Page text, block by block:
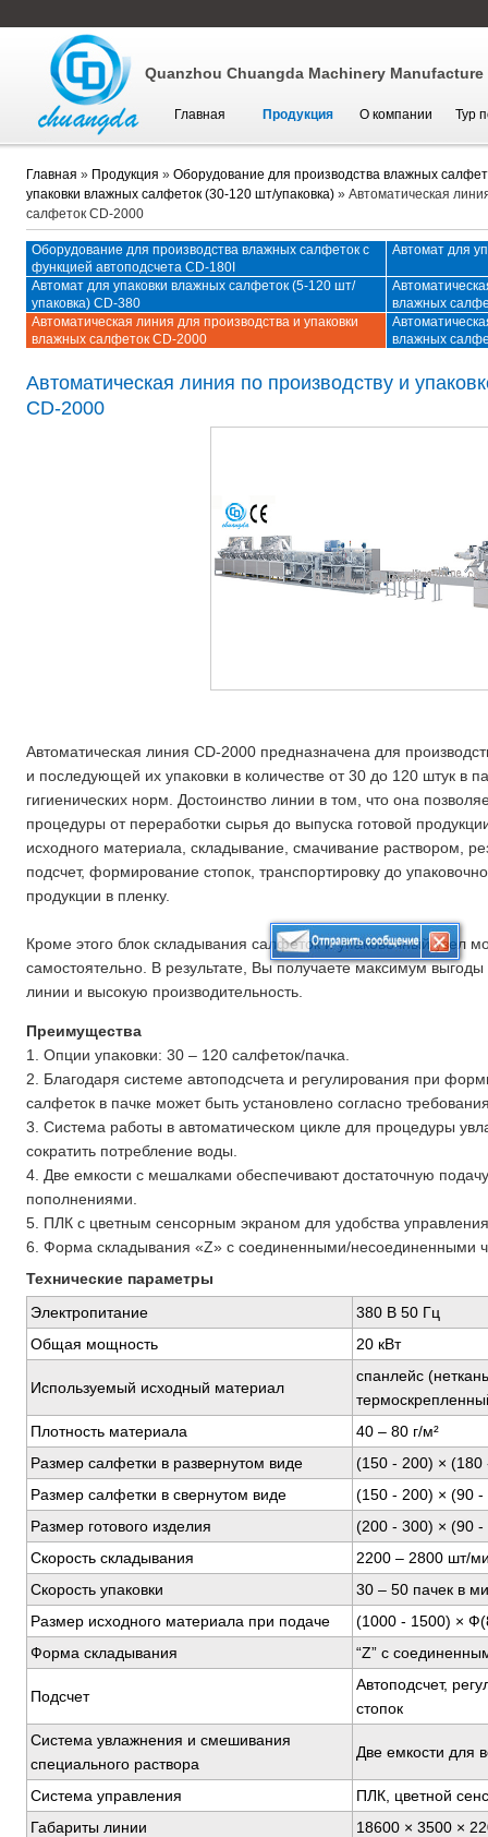
Quanzhou Chuangda Machinery Manufacture
Главная Продукция О компании Тур
Главная » Продукция » Оборудование для производства влажных
упаковки влажных салфеток (30-120 шт/упаковка)» Автоматическая
салфеток CD-2000
Оборудование для производства влажных салфеток с
функцией автоподсчета CD-180I
Автомат для
Автомат для упаковки влажных салфеток (5-120 шт/
упаковка) CD-380
влажных
Автоматическая линия для производства и упаковки
влажных салфеток CD-2000
влажных
Автоматическая линия по производству и
CD-2000
Автоматическая линия CD-2000 предназначена для
и последующей их упаковки в количестве от 30 до 120 штук в
гигиенических норм. Достоинство линии в том, что она
процедуры от переработки сырья до выпуска готовой
исходного материала, складывание, смачивание раствором,
подсчет, формирование стопок, транспортировку до
продукции в пленку.
Кроме этого блок складывания салфеток и упаковочный узел
самостоятельно. В результате, Вы получаете максимум выгоды
линии и высокую производительность.
Преимущества
1. Опции упаковки: 30 – 120 салфеток/пачка.
2. Благодаря системе автоподсчета и регулирования при
салфеток в пачке может быть установлено согласно
3. Система работы в автоматическом цикле для процедуры
сократить потребление воды.
4. Две емкости с мешалками обеспечивают достаточную
пополнениями.
5. ПЛК с цветным сенсорным экраном для удобства
6. Форма складывания «Z» с соединенными/несоединенными
Технические параметры
Электропитание
380 В 50 Гц
Общая мощность
20 кВт
Используемый исходный материал
спанлейс
Плотность материала
40 – 80 г/м²
Размер салфетки в развернутом виде
(150 - 200) ×
Размер салфетки в свернутом виде
(150 - 200) × (90
Размер готового изделия
(200 - 300) × (90
Скорость складывания
2200 – 2800 шт/
Скорость упаковки
30 – 50 пачек в
Размер исходного материала при подаче
(1000 - 1500) ×
Форма складывания
“Z” с
Подсчет
Автоподсчет,
стопок
Система увлажнения и смешивания
специального раствора
Две емкости для
Система управления
ПЛК, цветной
Габариты линии
18600 × 3500 ×